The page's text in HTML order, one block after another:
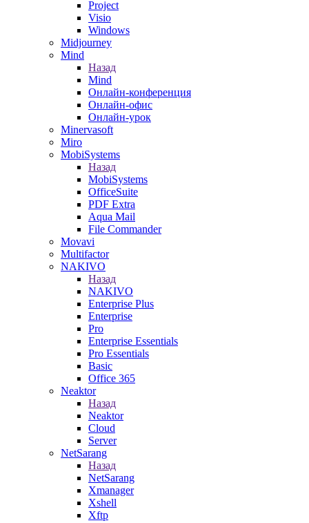
Project
Visio
Windows
Midjourney
Mind
Назад
Mind
Онлайн-конференция
Онлайн-офис
Онлайн-урок
Minervasoft
Miro
MobiSystems
Назад
MobiSystems
OfficeSuite
PDF Extra
Aqua Mail
File Commander
Movavi
Multifactor
NAKIVO
Назад
NAKIVO
Enterprise Plus
Enterprise
Pro
Enterprise Essentials
Pro Essentials
Basic
Office 365
Neaktor
Назад
Neaktor
Cloud
Server
NetSarang
Назад
NetSarang
Xmanager
Xshell
Xftp